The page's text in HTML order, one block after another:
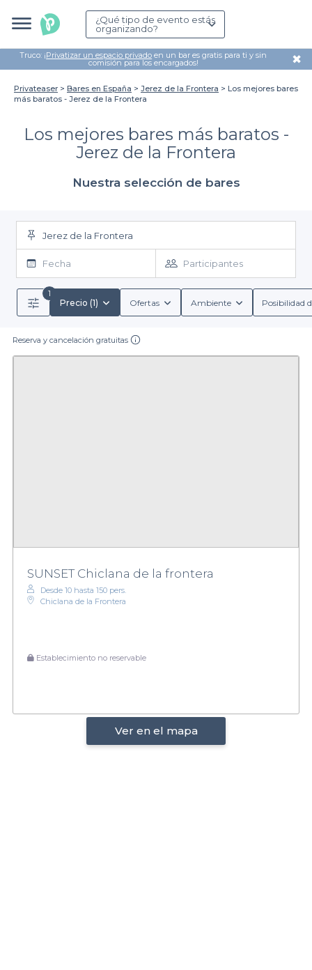
¿Qué tipo de evento estás
organizando?
Truco: ¡Privatizar un espacio privado en un bar es gratis para ti y sin
comisión para los encargados! ✖
Privateaser Bares en España Jerez de la Frontera
Los mejores bares
más baratos - Jerez de la Frontera
Los mejores bares más baratos -
Jerez de la Frontera
Nuestra selección de bares
Jerez de la Frontera
Fecha Participantes
1
Precio (1)
Ofertas Ambiente Posibilidad
Reserva y cancelación gratuitas
SUNSET Chiclana de la frontera
Desde 10 hasta 150 pers.
Chiclana de la Frontera
Establecimiento no reservable
Ver en el mapa